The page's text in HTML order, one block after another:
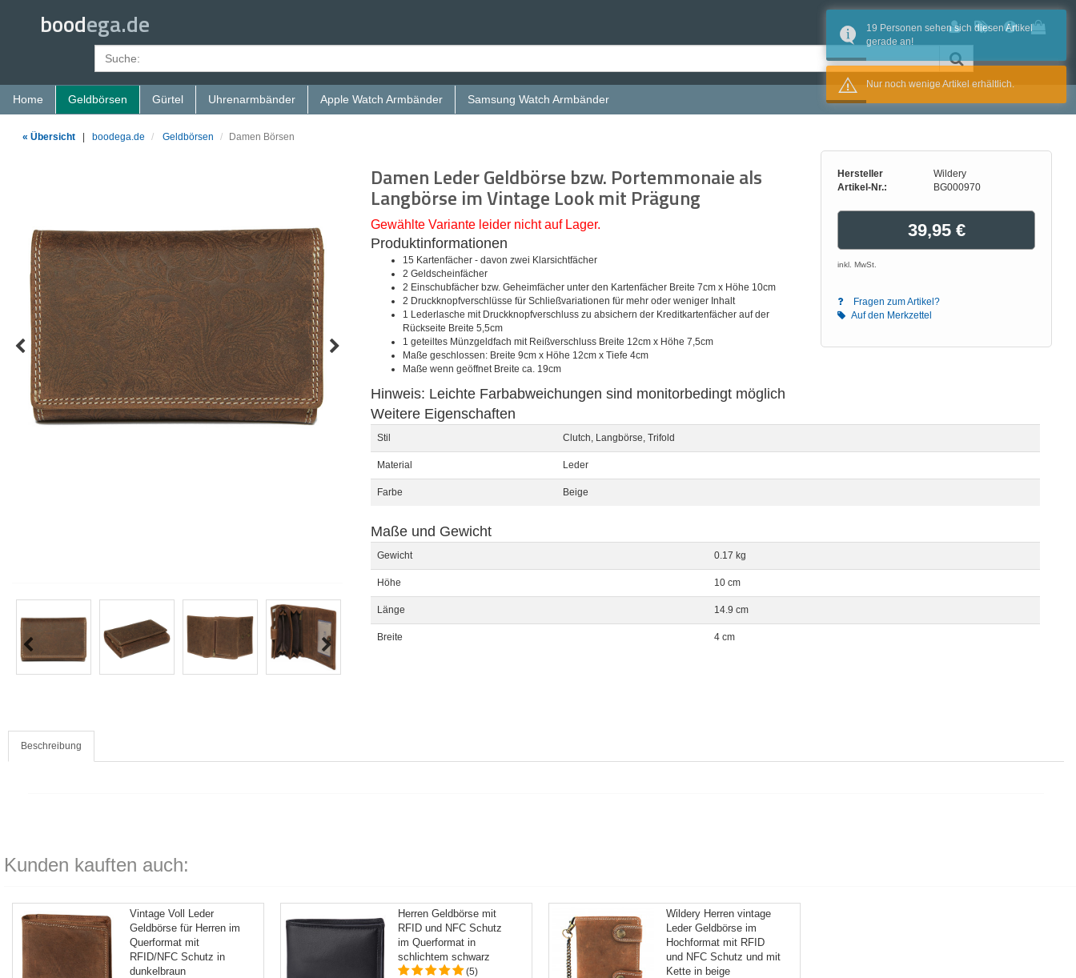
boodega.de
Home Geldbörsen Gürtel Uhrenarmbänder Apple Watch Armbänder Samsung Watch Armbänder
« Übersicht boodega.de Geldbörsen Damen Börsen
Damen Leder Geldbörse bzw. Portemmonaie als
Langbörse im Vintage Look mit Prägung
Gewählte Variante leider nicht auf Lager.
Produktinformationen
15 Kartenfächer - davon zwei Klarsichtfächer
2 Geldscheinfächer
2 Einschubfächer bzw. Geheimfächer unter den Kartenfächer Breite 7cm x Höhe 10cm
2 Druckknopfverschlüsse für Schließvariationen für mehr oder weniger Inhalt
1 Lederlasche mit Druckknopfverschluss zu absichern der Kreditkartenfächer auf der
Rückseite Breite 5,5cm
1 geteiltes Münzgeldfach mit Reißverschluss Breite 12cm x Höhe 7,5cm
Maße geschlossen: Breite 9cm x Höhe 12cm x Tiefe 4cm
Maße wenn geöffnet Breite ca. 19cm
Hinweis: Leichte Farbabweichungen sind monitorbedingt möglich
Hersteller
Wildery
Artikel-Nr.:
BG000970
39,95 €
inkl. MwSt.
Fragen zum Artikel?
Auf den Merkzettel
Weitere Eigenschaften
Stil Clutch, Langbörse, Trifold
Material Leder
Farbe Beige
Maße und Gewicht
Gewicht 0.17 kg
Höhe 10 cm
Länge 14.9 cm
Breite 4 cm
Beschreibung
Kunden kauften auch:
Vintage Voll Leder
Geldbörse für Herren im
Querformat mit
RFID/NFC Schutz in
dunkelbraun
Herren Geldbörse mit
RFID und NFC Schutz
im Querformat in
schlichtem schwarz
(5)
Wildery Herren vintage
Leder Geldbörse im
Hochformat mit RFID
und NFC Schutz und mit
Kette in beige
19 Personen sehen sich diesen Artikel
gerade an!
Nur noch wenige Artikel erhältlich.